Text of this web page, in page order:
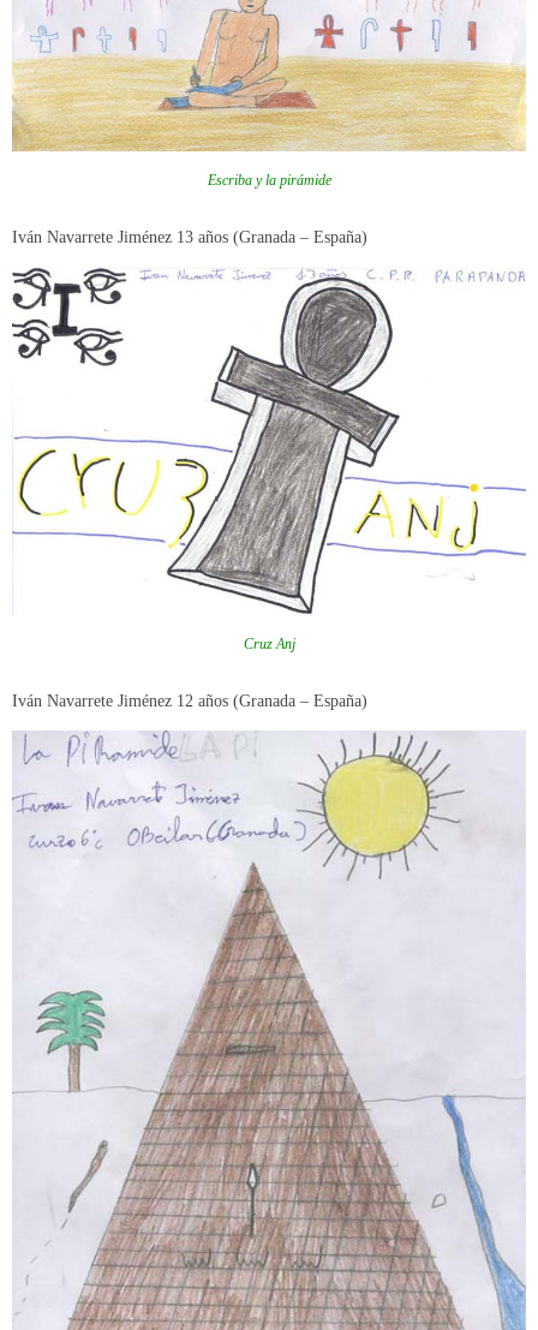
Escriba y la pirámide
Iván Navarrete Jiménez 13 años (Granada – España)
Cruz Anj
Iván Navarrete Jiménez 12 años (Granada – España)